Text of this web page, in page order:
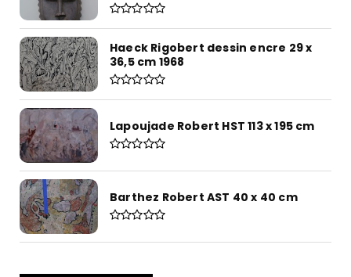
Haeck Rigobert dessin encre 29 x
36,5 cm 1968
Lapoujade Robert HST 113 x 195 cm
Barthez Robert AST 40 x 40 cm